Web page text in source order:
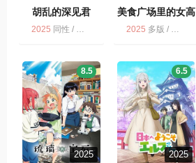
胡乱的深见君
2025 同性 / 动画 / 胡乱的深见君 / 日语无字 / 多版
美食广场里的女高
中生们在说啥
2025 多版 / 动画
2025
8.5
2025
6.5